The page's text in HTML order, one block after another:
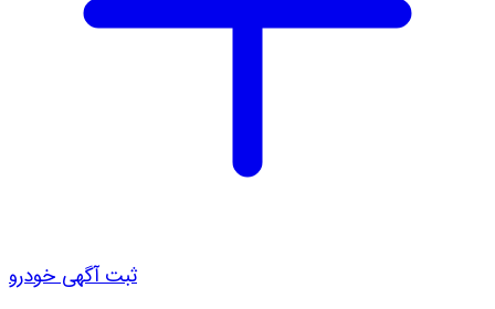
ثبت آگهی خودرو